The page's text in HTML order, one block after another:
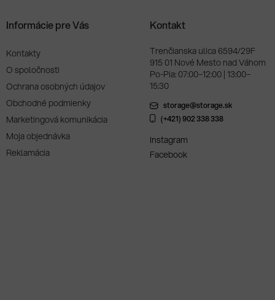
Informácie pre Vás
Kontakty
O spoločnosti
Ochrana osobných údajov
Obchodné podmienky
Marketingová komunikácia
Moja objednávka
Reklamácia
Kontakt
Trenčianska ulica 6594/29F
915 01 Nové Mesto nad Váhom
Po-Pia: 07:00–12:00 | 13:00–
15:30
storage@storage.sk
(+421) 902 338 338
Instagram
Facebook